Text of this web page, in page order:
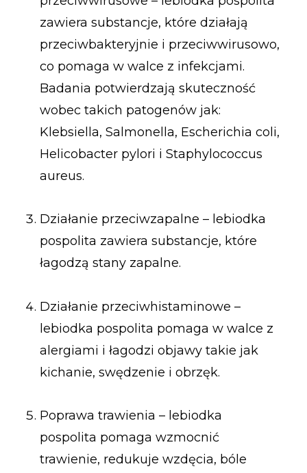
zawiera substancje, które działają
przeciwbakteryjnie i przeciwwirusowo,
co pomaga w walce z infekcjami.
Badania potwierdzają skuteczność
wobec takich patogenów jak:
Klebsiella, Salmonella, Escherichia coli,
Helicobacter pylori i Staphylococcus
aureus.
Działanie przeciwzapalne – lebiodka
pospolita zawiera substancje, które
łagodzą stany zapalne.
Działanie przeciwhistaminowe –
lebiodka pospolita pomaga w walce z
alergiami i łagodzi objawy takie jak
kichanie, swędzenie i obrzęk.
Poprawa trawienia – lebiodka
pospolita pomaga wzmocnić
trawienie, redukuje wzdęcia, bóle